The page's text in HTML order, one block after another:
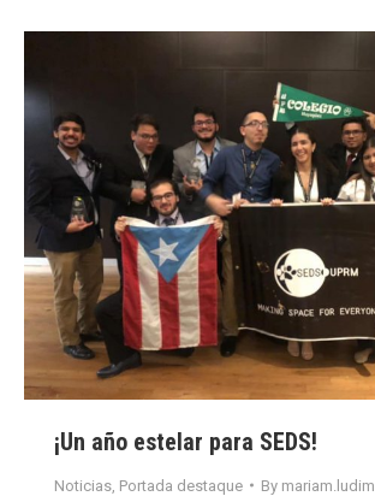
¡Un año estelar para SEDS!
Noticias Portada destaque By mariam.ludim